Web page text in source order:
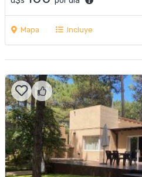
Mapa Incluye